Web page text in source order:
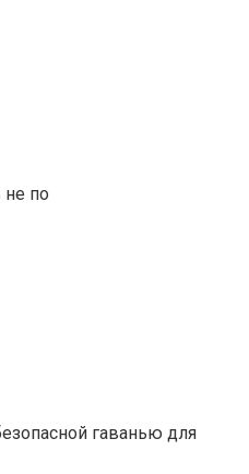
по
гаванью для